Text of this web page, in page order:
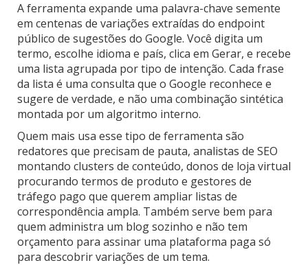
A ferramenta expande uma palavra-chave semente
em centenas de variações extraídas do endpoint
público de sugestões do Google. Você digita um
termo, escolhe idioma e país, clica em Gerar, e recebe
uma lista agrupada por tipo de intenção. Cada frase
da lista é uma consulta que o Google reconhece e
sugere de verdade, e não uma combinação sintética
montada por um algoritmo interno.
Quem mais usa esse tipo de ferramenta são
redatores que precisam de pauta, analistas de SEO
montando clusters de conteúdo, donos de loja virtual
procurando termos de produto e gestores de
tráfego pago que querem ampliar listas de
correspondência ampla. Também serve bem para
quem administra um blog sozinho e não tem
orçamento para assinar uma plataforma paga só
para descobrir variações de um tema.